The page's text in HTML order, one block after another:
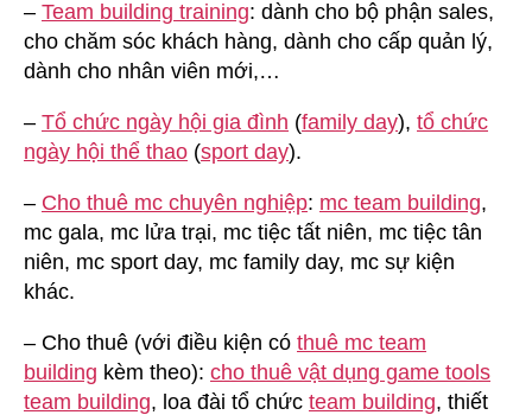
– Team building training: dành cho bộ phận sales,
cho chăm sóc khách hàng, dành cho cấp quản lý,
dành cho nhân viên mới,…
– Tổ chức ngày hội gia đình (family day), tổ chức
ngày hội thể thao (sport day).
– Cho thuê mc chuyên nghiệp: mc team building,
mc gala, mc lửa trại, mc tiệc tất niên, mc tiệc tân
niên, mc sport day, mc family day, mc sự kiện
khác.
– Cho thuê (với điều kiện có thuê mc team
building kèm theo): cho thuê vật dụng game tools
team building, loa đài tổ chức team building, thiết